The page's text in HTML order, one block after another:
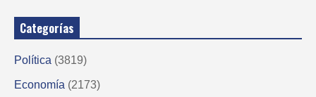
Categorías
Política (3819)
Economía (2173)